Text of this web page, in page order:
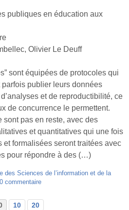
publiques en éducation aux
Olivier Le Deuff
sont équipées de protocoles qui
parfois publier leurs données
et de reproductibilité, ce
de concurrence le permettent.
sont pas en reste, avec des
et quantitatives qui une fois
formalisées seront traitées avec
pour répondre à des (…)
des Sciences de l’information et de la
0 commentaire
10 20